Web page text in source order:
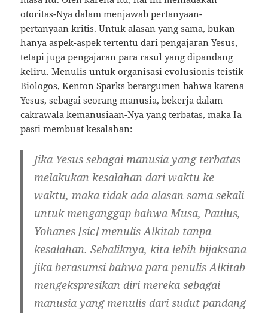
otoritas-Nya dalam menjawab pertanyaan-
pertanyaan kritis. Untuk alasan yang sama, bukan
hanya aspek-aspek tertentu dari pengajaran Yesus,
tetapi juga pengajaran para rasul yang dipandang
keliru. Menulis untuk organisasi evolusionis teistik
Biologos, Kenton Sparks berargumen bahwa karena
Yesus, sebagai seorang manusia, bekerja dalam
cakrawala kemanusiaan-Nya yang terbatas, maka Ia
pasti membuat kesalahan:
Jika Yesus sebagai manusia yang terbatas
melakukan kesalahan dari waktu ke
waktu, maka tidak ada alasan sama sekali
untuk menganggap bahwa Musa, Paulus,
Yohanes [sic] menulis Alkitab tanpa
kesalahan. Sebaliknya, kita lebih bijaksana
jika berasumsi bahwa para penulis Alkitab
mengekspresikan diri mereka sebagai
manusia yang menulis dari sudut pandang